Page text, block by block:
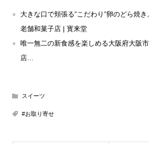
大きな口で頬張る”こだわり”卵のどら焼
老舗和菓子店 | 寳来堂
唯一無二の新食感を楽しめる大阪府大阪
店…
スイーツ
#お取り寄せ